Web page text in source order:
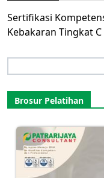
Sertifikasi
Kebakaran Tingkat C
for:
Brosur Pelatihan